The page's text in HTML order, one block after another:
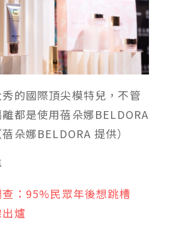
的國際頂尖模特兒，不管
都是使用蓓朵娜BELDORA
蓓朵娜BELDORA 提供）
查：95%民眾年後想跳槽
出爐